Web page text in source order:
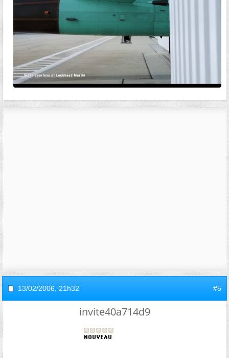
13/02/2006, 21h32 #5
invite40a714d9